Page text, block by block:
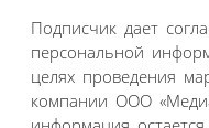
Подписчик дает
персональной
целях проведения
компании ООО